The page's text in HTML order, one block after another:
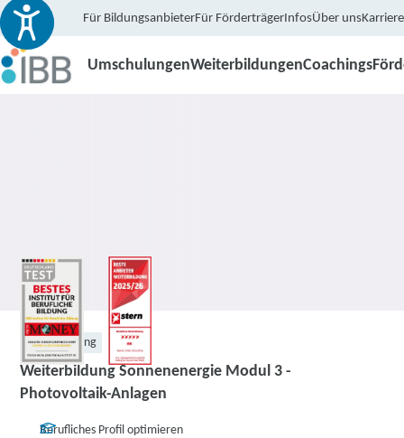
Für BildungsanbieterFür FörderträgerInfosÜber unsKarriere
UmschulungenWeiterbildungenCoachings
Weiterbildung
Weiterbildung Sonnenenergie Modul 3 -
Photovoltaik-Anlagen
Berufliches Profil optimieren